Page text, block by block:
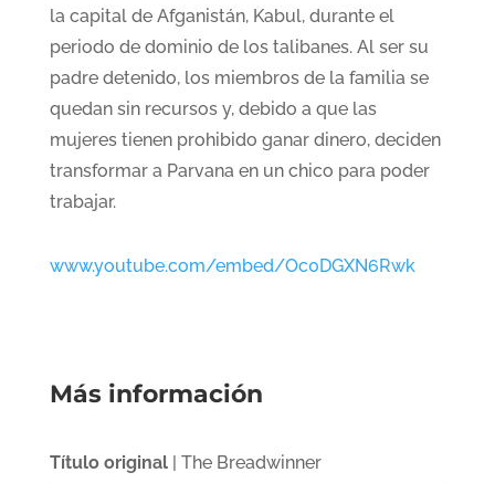
la capital de Afganistán, Kabul, durante el
periodo de dominio de los talibanes. Al ser su
padre detenido, los miembros de la familia se
quedan sin recursos y, debido a que las
mujeres tienen prohibido ganar dinero, deciden
transformar a Parvana en un chico para poder
trabajar.
www.youtube.com/embed/Oc0DGXN6Rwk
Más información
Título original| The Breadwinner